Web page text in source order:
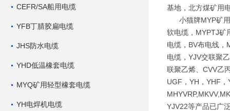
CEFR/SA船用电缆
YFB丁腈胶扁电缆
JHS防水电缆
YHD低温橡套电缆
MYQ矿用轻型橡套电缆
YH电焊机电缆
基地，北方煤矿用
小猫牌MYP矿用
软电缆，MYPTJ矿
电缆，BV布电线，
电缆，YJV交联聚
联聚乙烯、CVV乙
UGF，YH，YHF
YJV22等产品已广